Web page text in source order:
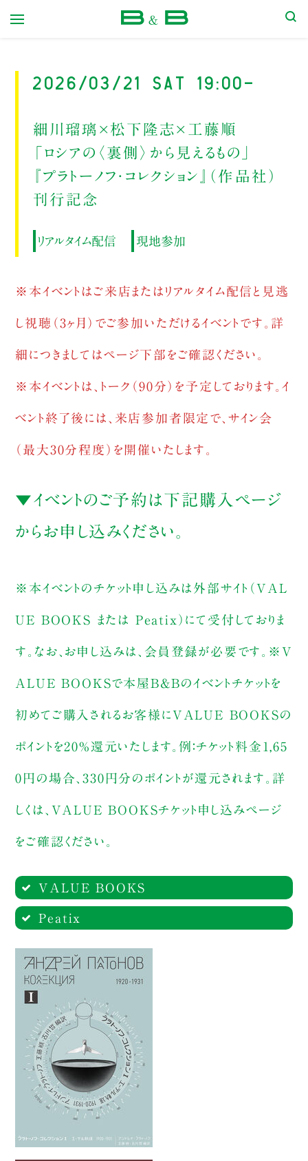
2026/03/21 Sat 19:00-
細川瑠璃×松下隆志×工藤順
「ロシアの〈裏側〉から見えるもの」
『プラトーノフ・コレクション』（作品社）
刊行記念
リアルタイム配信 現地参加
※本イベントはご来店またはリアルタイム配信と見逃
し視聴（3ヶ月）でご参加いただけるイベントです。詳
細につきましてはページ下部をご確認ください。
※本イベントは、トーク（90分）を予定しております。イ
ベント終了後には、来店参加者限定で、サイン会
（最大30分程度）を開催いたします。
▼イベントのご予約は下記購入ページ
からお申し込みください。
※本イベントのチケット申し込みは外部サイト（VAL
UE BOOKS または Peatix）にて受付しておりま
す。なお、お申し込みは、会員登録が必要です。※V
ALUE BOOKSで本屋B&Bのイベントチケットを
初めてご購入されるお客様にVALUE BOOKSの
ポイントを20%還元いたします。例：チケット料金1,65
0円の場合、330円分のポイントが還元されます。詳
しくは、VALUE BOOKSチケット申し込みページ
をご確認ください。
VALUE BOOKS
購入ページへ
【来店参加（数量限定・1ドリンク付
き）】2,750円（税込）
購入ページへ
【配信参加】1,650円（税込）
Peatix
購入ページへ